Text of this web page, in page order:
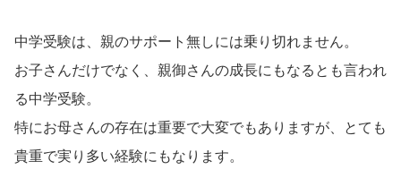
中学受験は、親のサポート無しには乗り切れません。
お子さんだけでなく、親御さんの成長にもなるとも言われ
る中学受験。
特にお母さんの存在は重要で大変でもありますが、とても
貴重で実り多い経験にもなります。